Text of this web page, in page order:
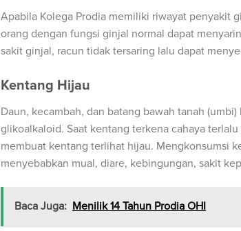
Apabila Kolega Prodia memiliki riwayat penyakit
orang dengan fungsi ginjal normal dapat
sakit ginjal, racun tidak tersaring lalu dapat
Kentang Hijau
Daun, kecambah, dan batang bawah tanah
glikoalkaloid. Saat kentang terkena cahaya
membuat kentang terlihat hijau. Mengkonsumsi
menyebabkan mual, diare, kebingungan, sakit
Baca Juga: Menilik 14 Tahun Prodia OHI